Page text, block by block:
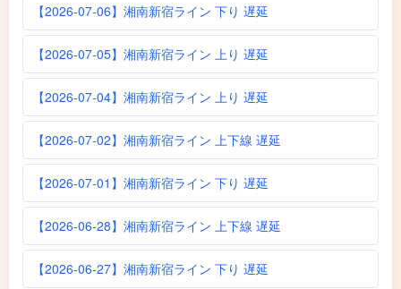
【2026-07-06】湘南新宿ライン 下り 遅延
【2026-07-05】湘南新宿ライン 上り 遅延
【2026-07-04】湘南新宿ライン 上り 遅延
【2026-07-02】湘南新宿ライン 上下線 遅延
【2026-07-01】湘南新宿ライン 下り 遅延
【2026-06-28】湘南新宿ライン 上下線 遅延
【2026-06-27】湘南新宿ライン 下り 遅延